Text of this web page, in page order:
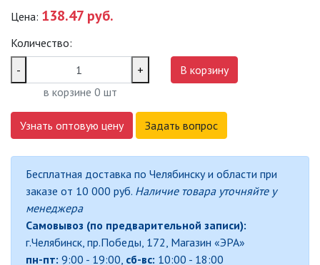
САДОВЫЕ ФАСАДНЫЕ
СВЕТИЛЬНИКИ ДЛЯ РОСТА
РАСТЕНИЙ (ФИТОСВЕТИЛЬНИКИ)
ЭЛЕКТРОМОНТАЖА
ДАТЧИКИ ДВИЖЕНИЯ И
ФОТОРЕЛЕ
Цена: 138.47 руб.
Количество:
-
+
в корзине 0 шт
В корзину
Узнать оптовую цену Задать вопрос
Бесплатная доставка по Челябинску и области при
заказе от 10 000 руб. Наличие товара уточняйте у
менеджера
Самовывоз (по предварительной записи):
г.Челябинск, пр.Победы, 172, Магазин «ЭРА»
пн-пт: 9:00 - 19:00, сб-вс: 10:00 - 18:00